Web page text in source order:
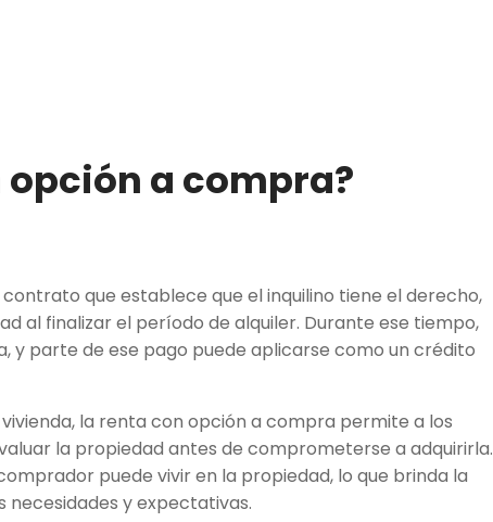
opción a compra?
que establece que el inquilino tiene el derecho,
al finalizar el período de alquiler. Durante ese tiempo,
y parte de ese pago puede aplicarse como un crédito
la renta con opción a compra permite a los
la propiedad antes de comprometerse a adquirirla.
puede vivir en la propiedad, lo que brinda la
y expectativas.